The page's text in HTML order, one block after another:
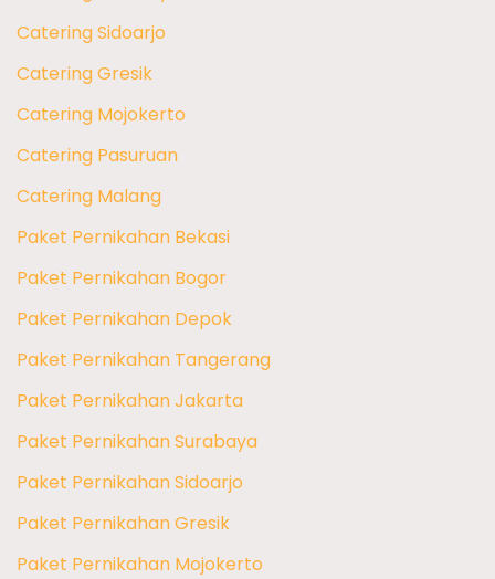
Catering Sidoarjo
Catering Gresik
Catering Mojokerto
Catering Pasuruan
Catering Malang
Paket Pernikahan Bekasi
Paket Pernikahan Bogor
Paket Pernikahan Depok
Paket Pernikahan Tangerang
Paket Pernikahan Jakarta
Paket Pernikahan Surabaya
Paket Pernikahan Sidoarjo
Paket Pernikahan Gresik
Paket Pernikahan Mojokerto